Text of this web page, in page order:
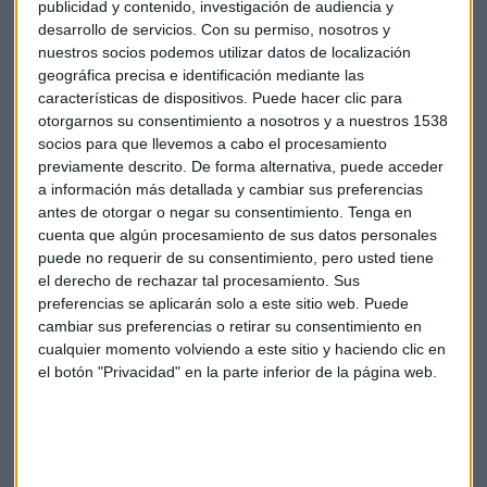
publicidad y contenido, investigación de audiencia y
desarrollo de servicios. Con su permiso, nosotros y
nuestros socios podemos utilizar datos de localización
geográfica precisa e identificación mediante las
características de dispositivos. Puede hacer clic para
otorgarnos su consentimiento a nosotros y a nuestros 1538
socios para que llevemos a cabo el procesamiento
previamente descrito. De forma alternativa, puede acceder
a información más detallada y cambiar sus preferencias
antes de otorgar o negar su consentimiento. Tenga en
cuenta que algún procesamiento de sus datos personales
puede no requerir de su consentimiento, pero usted tiene
el derecho de rechazar tal procesamiento. Sus
preferencias se aplicarán solo a este sitio web. Puede
cambiar sus preferencias o retirar su consentimiento en
cualquier momento volviendo a este sitio y haciendo clic en
el botón "Privacidad" en la parte inferior de la página web.
multiplicador, ya que participa en la financiación de grupos
de investigación españoles para que estos participen en
grandes consorcios internacionales. Gracias a esta
cooperación, la organización ha conseguido acumular
millones de euros en este tipo de ayudas internacionales,
que se traduce en unamplio acceso a proyectos para los
investigadores por un valor de 179 millones
multiplicando por más de 7 la inversión.
Desde la Asociación, actúan en todos los tipos de cáncer y
en cualquier fase de la enfermedad. De hecho, la
organización apuesta por investigar cánceres con
supervivencia inferior al 30%, con el objetivo de conseguir
para 2030 un 70% de supervivencia global.